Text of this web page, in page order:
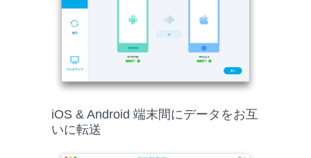
iOS & Android 端末間にデータをお互
いに転送